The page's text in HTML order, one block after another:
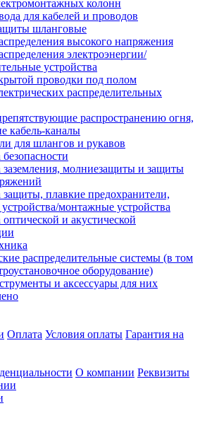
колонн
для кабелей и проводов
шланговые
высокого напряжения
электроэнергии/
устройства
проводки под полом
распределительных
распространению огня,
кабель-каналы
для шлангов и рукавов
заземления, молниезащиты и защиты
защиты, плавкие предохранители,
монтажные устройства
оптической и акустической
распределительные системы (в том
оборудование)
и аксессуары для них
Оплата Условия оплаты Гарантия на
О компании Реквизиты